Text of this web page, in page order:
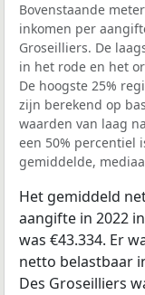
Bovenstaande
inkomen per
Groseilliers. De
in het rode en het
De hoogste 25%
zijn berekend op
waarden van laag
een 50% percentiel
gemiddelde,
Het gemiddeld
aangifte in 2022
was €43.334. Er
netto belastbaar
Des Groseilliers